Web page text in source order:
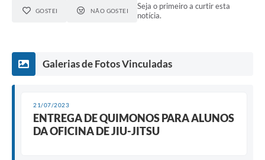
GOSTEI NÃO GOSTEI
Seja o primeiro a curtir esta
notícia.
Galerias de Fotos Vinculadas
21/07/2023
ENTREGA DE QUIMONOS PARA ALUNOS
DA OFICINA DE JIU-JITSU